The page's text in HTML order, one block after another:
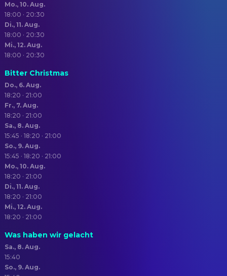
Mo., 10. Aug.
18:00 · 20:30
Di., 11. Aug.
18:00 · 20:30
Mi., 12. Aug.
18:00 · 20:30
Bitter Christmas
Do., 6. Aug.
18:20 · 21:00
Fr., 7. Aug.
18:20 · 21:00
Sa., 8. Aug.
15:45 · 18:20 · 21:00
So., 9. Aug.
15:45 · 18:20 · 21:00
Mo., 10. Aug.
18:20 · 21:00
Di., 11. Aug.
18:20 · 21:00
Mi., 12. Aug.
18:20 · 21:00
Was haben wir gelacht
Sa., 8. Aug.
15:40
So., 9. Aug.